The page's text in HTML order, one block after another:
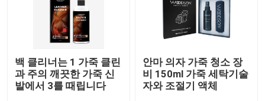
백 클리너는 1 가죽 클린
과 주의 깨끗한 가죽 신
발에서 3를 때립니다
안마 의자 가죽 청소 장
비 150ml 가죽 세탁기술
자와 조절기 액체